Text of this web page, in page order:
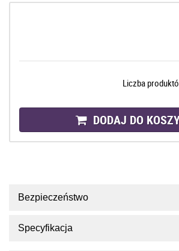
Liczba
DODAJ DO
Bezpieczeństwo
Specyfikacja